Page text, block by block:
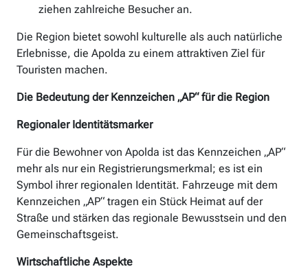
ziehen zahlreiche Besucher an.
Die Region bietet sowohl kulturelle als auch natürliche
Erlebnisse, die Apolda zu einem attraktiven Ziel für
Touristen machen.
Die Bedeutung der Kennzeichen „AP“ für die Region
Regionaler Identitätsmarker
Für die Bewohner von Apolda ist das Kennzeichen „AP“
mehr als nur ein Registrierungsmerkmal; es ist ein
Symbol ihrer regionalen Identität. Fahrzeuge mit dem
Kennzeichen „AP“ tragen ein Stück Heimat auf der
Straße und stärken das regionale Bewusstsein und den
Gemeinschaftsgeist.
Wirtschaftliche Aspekte